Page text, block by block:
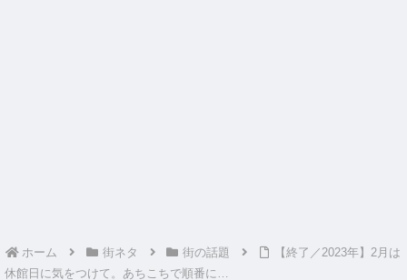
ホーム 街ネタ 街の話題
【終了／2023年】2月は
休館日に気をつけて。あちこちで順番に…